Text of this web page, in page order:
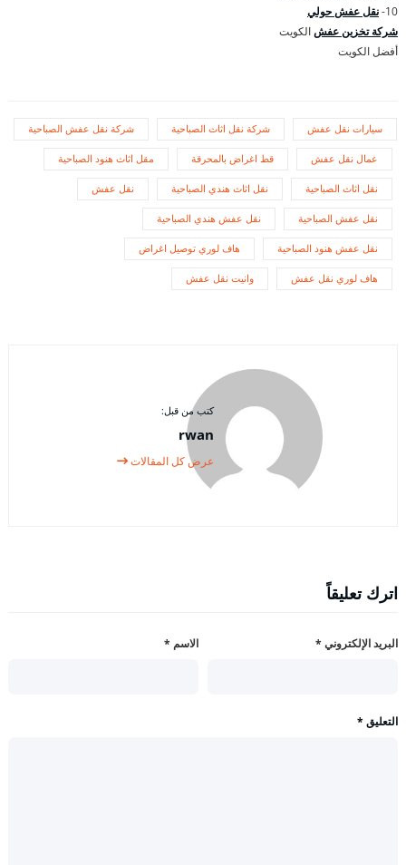
10- نقل عفش حولي
شركة تخزين عفشالكويت
أفضل الكويت
سيارات نقل عفش شركة نقل اثاث الصباحية شركة نقل عفش الصباحية
عمال نقل عفش قط اغراض بالمحرقة مقل اثاث هنود الصباحية
نقل اثاث الصباحية نقل اثاث هندي الصباحية نقل عفش
نقل عفش الصباحية نقل عفش هندي الصباحية
نقل عفش هنود الصباحية هاف لوري توصيل اغراض
هاف لوري نقل عفش وانيت نقل عفش
كتب من قبل:
rwan
عرض كل المقالات
اترك تعليقاً
الاسم * البريد الإلكتروني *
التعليق *